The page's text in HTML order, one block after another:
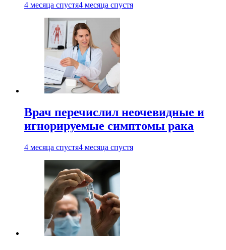
4 месяца спустя4 месяца спустя
Врач перечислил неочевидные и
игнорируемые симптомы рака
4 месяца спустя4 месяца спустя